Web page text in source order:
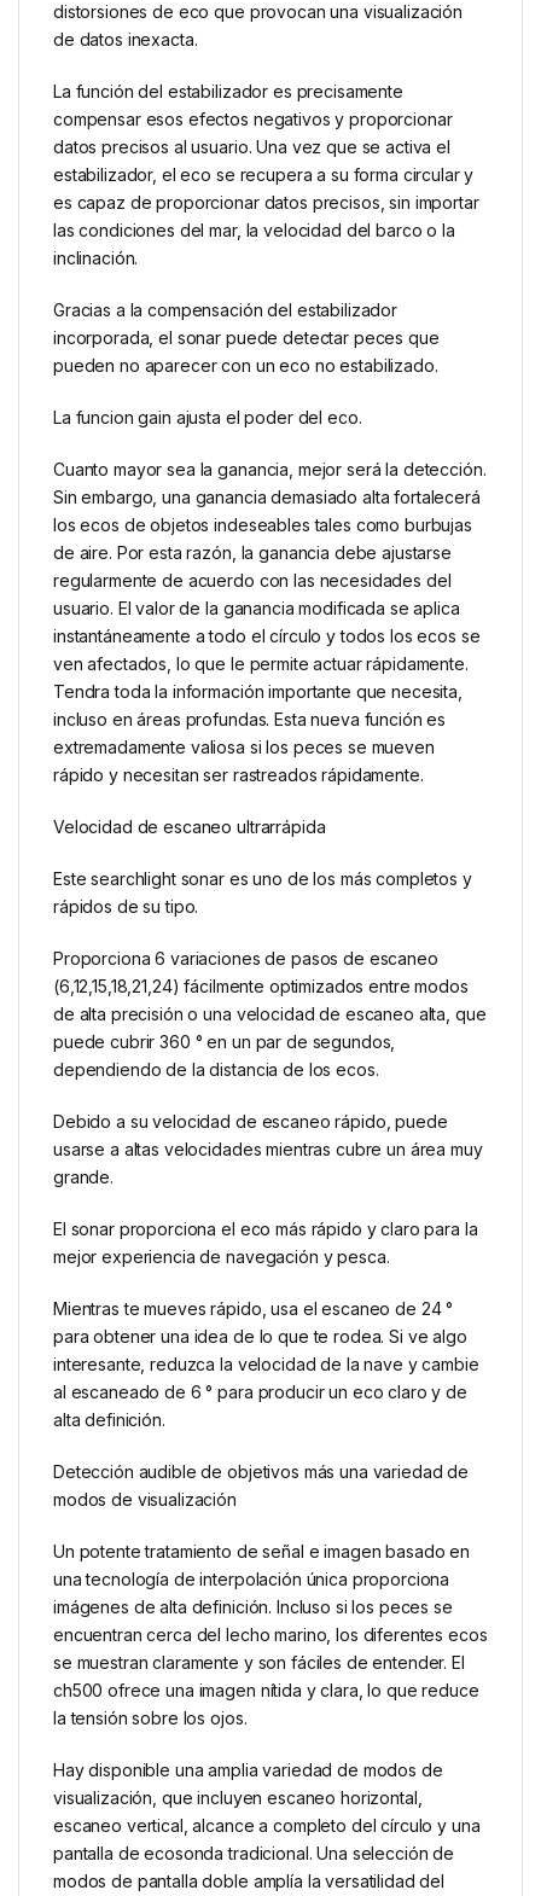
distorsiones de eco que provocan una visualización
de datos inexacta.
La función del estabilizador es precisamente
compensar esos efectos negativos y proporcionar
datos precisos al usuario. Una vez que se activa el
estabilizador, el eco se recupera a su forma circular y
es capaz de proporcionar datos precisos, sin importar
las condiciones del mar, la velocidad del barco o la
inclinación.
Gracias a la compensación del estabilizador
incorporada, el sonar puede detectar peces que
pueden no aparecer con un eco no estabilizado.
La funcion gain ajusta el poder del eco.
Cuanto mayor sea la ganancia, mejor será la detección.
Sin embargo, una ganancia demasiado alta fortalecerá
los ecos de objetos indeseables tales como burbujas
de aire. Por esta razón, la ganancia debe ajustarse
regularmente de acuerdo con las necesidades del
usuario. El valor de la ganancia modificada se aplica
instantáneamente a todo el círculo y todos los ecos se
ven afectados, lo que le permite actuar rápidamente.
Tendra toda la información importante que necesita,
incluso en áreas profundas. Esta nueva función es
extremadamente valiosa si los peces se mueven
rápido y necesitan ser rastreados rápidamente.
Velocidad de escaneo ultrarrápida
Este searchlight sonar es uno de los más completos y
rápidos de su tipo.
Proporciona 6 variaciones de pasos de escaneo
(6,12,15,18,21,24) fácilmente optimizados entre modos
de alta precisión o una velocidad de escaneo alta, que
puede cubrir 360 ° en un par de segundos,
dependiendo de la distancia de los ecos.
Debido a su velocidad de escaneo rápido, puede
usarse a altas velocidades mientras cubre un área muy
grande.
El sonar proporciona el eco más rápido y claro para la
mejor experiencia de navegación y pesca.
Mientras te mueves rápido, usa el escaneo de 24 °
para obtener una idea de lo que te rodea. Si ve algo
interesante, reduzca la velocidad de la nave y cambie
al escaneado de 6 ° para producir un eco claro y de
alta definición.
Detección audible de objetivos más una variedad de
modos de visualización
Un potente tratamiento de señal e imagen basado en
una tecnología de interpolación única proporciona
imágenes de alta definición. Incluso si los peces se
encuentran cerca del lecho marino, los diferentes ecos
se muestran claramente y son fáciles de entender. El
ch500 ofrece una imagen nítida y clara, lo que reduce
la tensión sobre los ojos.
Hay disponible una amplia variedad de modos de
visualización, que incluyen escaneo horizontal,
escaneo vertical, alcance a completo del círculo y una
pantalla de ecosonda tradicional. Una selección de
modos de pantalla doble amplía la versatilidad del